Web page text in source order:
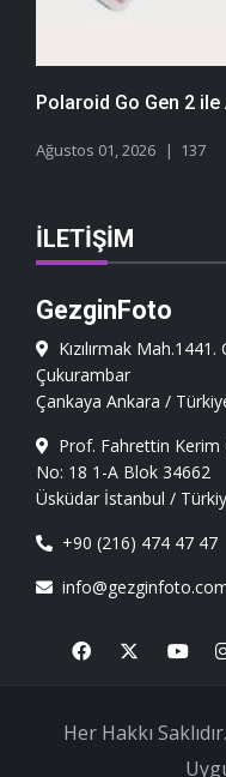
Polaroid Go Gen 2 ile
Ağustos 01, 2026 137
İLETIŞIM
GezginFoto
Kızılırmak
Çukurambar
Çankaya Ankara /
Prof. Fahrettin Kerim
No: 18 1-A Blok 34662
Üsküdar İstanbul /
+90 (216) 474 47 47
Her Hakkı